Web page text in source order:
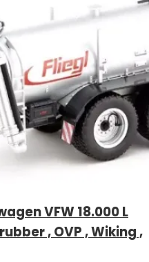
VFW 18.000 L
, OVP , Wiking ,